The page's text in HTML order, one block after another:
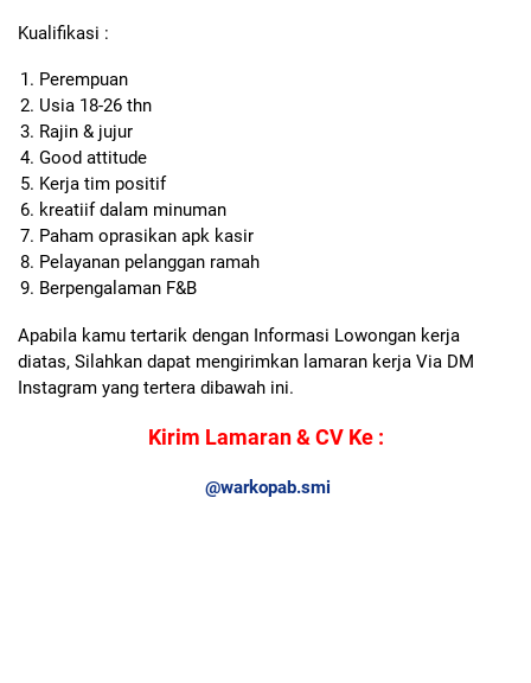
Kualifikasi :
Perempuan
Usia 18-26 thn
Rajin & jujur
Good attitude
Kerja tim positif
kreatiif dalam minuman
Paham oprasikan apk kasir
Pelayanan pelanggan ramah
Berpengalaman F&B
Apabila kamu tertarik dengan Informasi Lowongan kerja
diatas, Silahkan dapat mengirimkan lamaran kerja Via DM
Instagram yang tertera dibawah ini.
Kirim Lamaran & CV Ke :
@warkopab.smi